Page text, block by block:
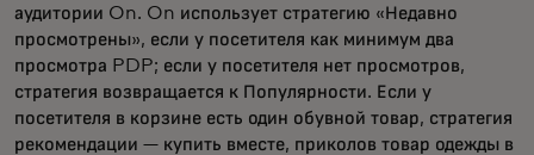
аудитории On. On использует стратегию «Недавно
просмотрены», если у посетителя как минимум два
просмотра PDP; если у посетителя нет просмотров,
стратегия возвращается к Популярности. Если у
посетителя в корзине есть один обувной товар, стратегия
рекомендации — купить вместе, приколов товар одежды в